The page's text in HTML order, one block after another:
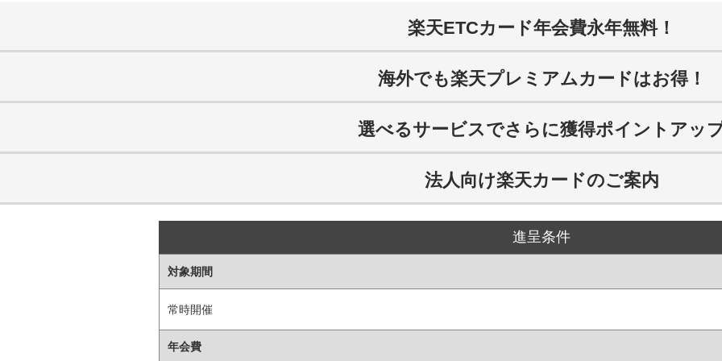
楽天ETCカード年会費永年無料！
海外でも楽天プレミアムカードはお得！
選べるサービスでさらに獲得ポイントアッ
法人向け楽天カードのご案内
進呈条件
対象期間
常時開催
年会費